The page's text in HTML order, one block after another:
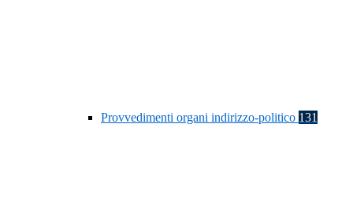
Provvedimenti organi indirizzo-politico 131